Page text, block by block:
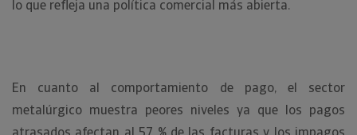
lo que refleja una política comercial más abierta.
En cuanto al comportamiento de pago, el sector
metalúrgico muestra peores niveles ya que los pagos